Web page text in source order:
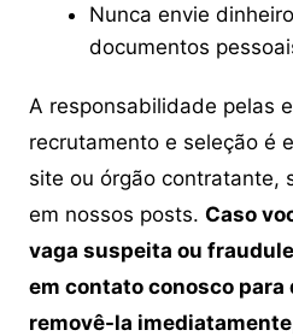
Nunca envie
documentos
A responsabilidade pelas
recrutamento e seleção é
site ou órgão contratante,
em nossos posts. Caso
vaga suspeita ou
em contato conosco para
removê-la